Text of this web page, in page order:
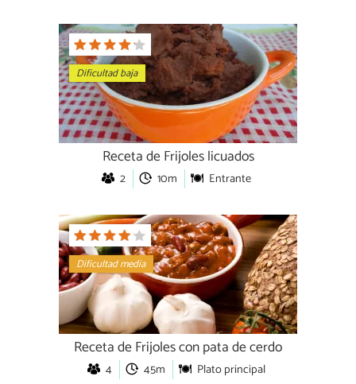
Dificultad baja
Receta de Frijoles licuados
2 10m Entrante
Dificultad media
Receta de Frijoles con pata de cerdo
4 45m Plato principal